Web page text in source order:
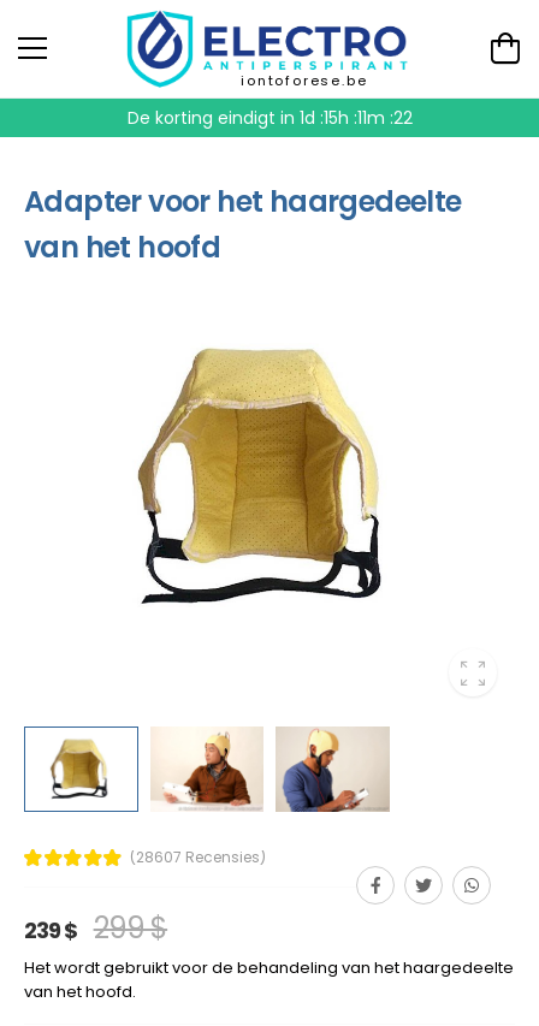
iontoforese.be
De korting eindigt in1d :15h :11m :21
Adapter voor het haargedeelte
van het hoofd
(28607 Recensies)
239 $ 299 $
Het wordt gebruikt voor de behandeling van het haargedeelte
van het hoofd.